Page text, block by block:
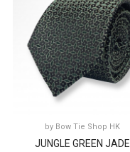
by Bow Tie Shop HK
JUNGLE GREEN JADE